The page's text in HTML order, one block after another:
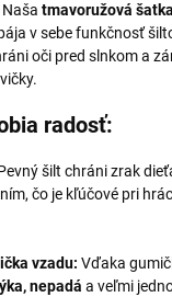
tmavoružová
v sebe funkčnosť
oči pred slnkom a
radosť:
šilt chráni zrak
čo je kľúčové pri
vzadu: Vďaka
nepadá a veľmi